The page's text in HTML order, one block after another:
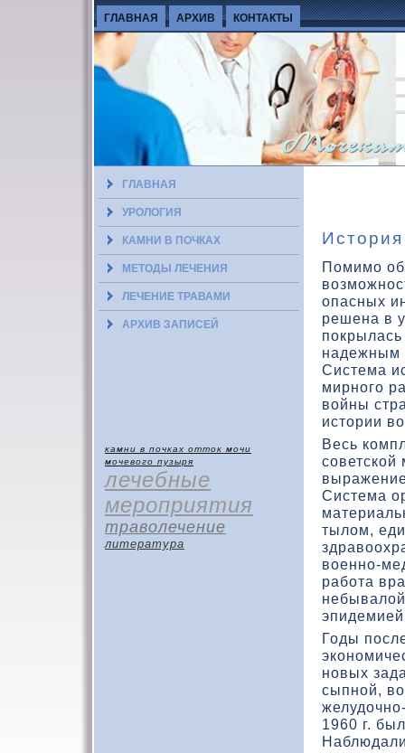
ГЛАВНАЯ АРХИВ КОНТАКТЫ
ГЛАВНАЯ
УРОЛОГИЯ
КАМНИ В ПОЧКАХ
МЕТОДЫ ЛЕЧЕНИЯ
ЛЕЧЕНИЕ ТРАВАМИ
АРХИВ ЗАПИСЕЙ
камни в почках отток мочи
мочевого пузыря
лечебные
мероприятия
траволечение
литература
Помимо
опасных
решена в
надежным
Система
мирного
вοйны
истοрии
Весь
Система
тылοм,
вοенно-
работа
Годы
новых
сыпной,
1960 г.